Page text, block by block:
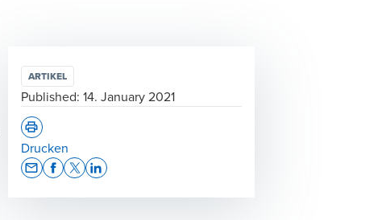
ARTIKEL
Published: 14. January 2021
Drucken